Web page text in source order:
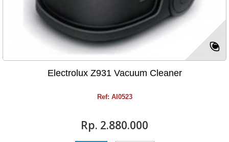
Electrolux Z931 Vacuum Cleaner
Ref: AI0523
Rp‎. 2.880.000